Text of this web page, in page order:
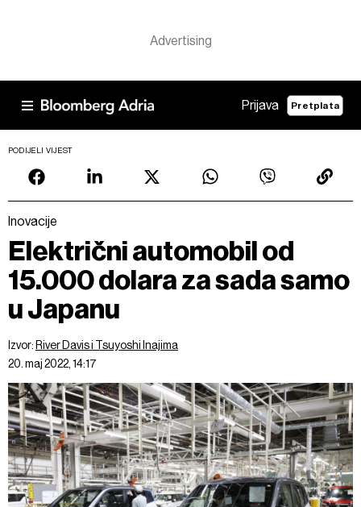
Prijava Pretplata
PODIJELI VIJEST
Inovacije
Električni automobil od
15.000 dolara za sada samo
u Japanu
Izvor: River Davis i Tsuyoshi Inajima
20. maj 2022, 14:17